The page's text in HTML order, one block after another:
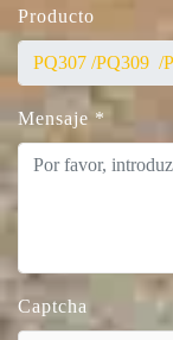
Producto
Mensaje *
Captcha